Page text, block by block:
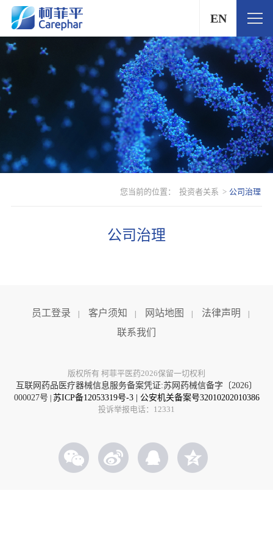
EN
您当前的位置： 投资者关系 > 公司治理
公司治理
员工登录 客户须知 网站地图 法律声明
联系我们
版权所有 柯菲平医药2026保留一切权利
互联网药品医疗器械信息服务备案凭证:苏网药械信备字〔2026〕
000027号 苏ICP备12053319号-3| 公安机关备案号32010202010386
投诉举报电话：12331